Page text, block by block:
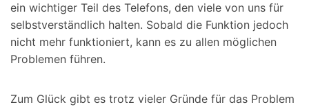
ein wichtiger Teil des Telefons, den viele von uns für
selbstverständlich halten. Sobald die Funktion jedoch
nicht mehr funktioniert, kann es zu allen möglichen
Problemen führen.
Zum Glück gibt es trotz vieler Gründe für das Problem